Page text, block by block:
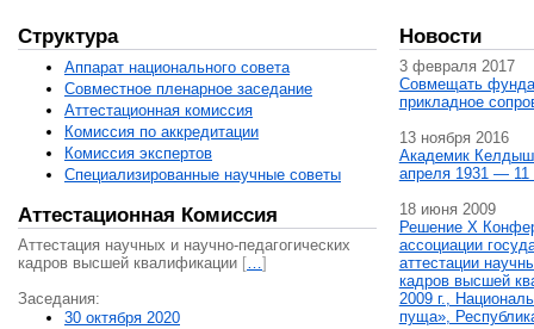
Структура
Аппарат национального совета
Совместное пленарное заседание
Аттестационная комисcия
Комиссия по аккредитации
Комиссия экспертов
Специализированные научные советы
Аттестационная Комиссия
Аттестация научных и научно-педагогических
кадров высшей квалификации […]
Заседания:
30 октября 2020
Новости
3 февраля 2017
Совмещать
прикладное
13 ноября 2016
Академик
апреля 1931 — 11
18 июня 2009
Решение X
ассоциации
аттестации
кадров высшей
2009 г.,
пуща»,